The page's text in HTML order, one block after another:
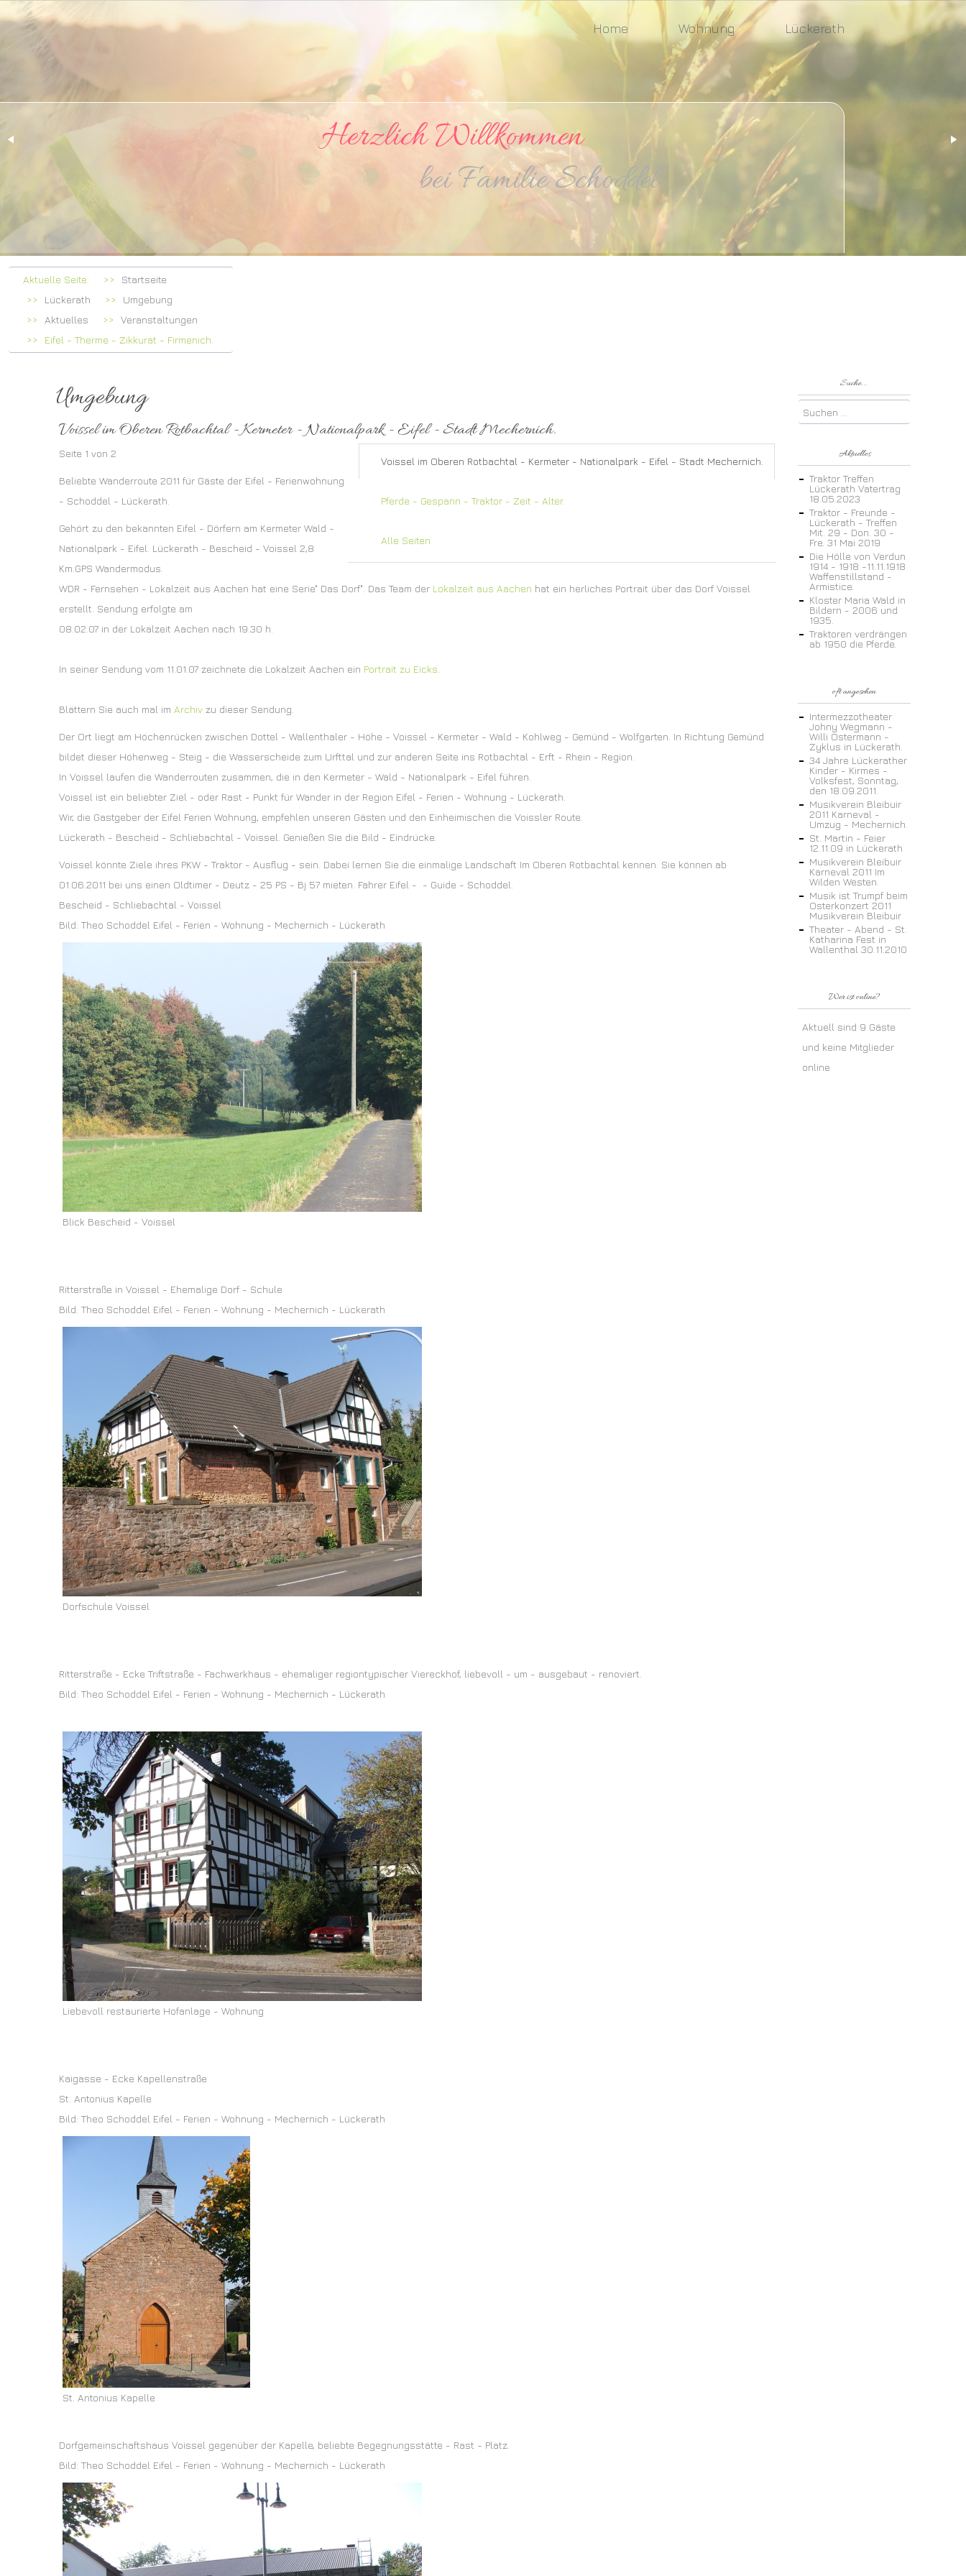
Herzlich Willkommen
bei Familie Schoddel
Home Wohnung Lückerath
Aktuelle Seite:
Startseite
Lückerath
Umgebung
Aktuelles
Veranstaltungen
Eifel - Therme - Zikkurat - Firmenich.
Umgebung
Voissel im Oberen Rotbachtal - Kermeter - Nationalpark - Eifel - Stadt Mechernich.
Voissel im Oberen Rotbachtal - Kermeter - Nationalpark - Eifel - Stadt Mechernich.
Pferde - Gespann - Traktor - Zeit - Alter.
Alle Seiten
Seite 1 von 2
Beliebte Wanderroute 2011 für Gäste der Eifel - Ferienwohnung
- Schoddel - Lückerath.
Gehört zu den bekannten Eifel - Dörfern am Kermeter Wald -
Nationalpark - Eifel. Lückerath - Bescheid - Voissel 2,8
Km.GPS Wandermodus.
WDR - Fernsehen - Lokalzeit aus Aachen hat eine Serie" Das Dorf". Das Team der Lokalzeit aus Aachen hat ein herliches Portrait über das Dorf Voissel
erstellt. Sendung erfolgte am
08.02.07 in der Lokalzeit Aachen nach 19.30 h.
In seiner Sendung vom 11.01.07 zeichnete die Lokalzeit Aachen ein Portrait zu Eicks
Blättern Sie auch mal im Archiv zu dieser Sendung.
Der Ort liegt am Höchenrücken zwischen Dottel - Wallenthaler - Höhe - Voissel - Kermeter - Wald - Kohlweg - Gemünd - Wolfgarten. In Richtung Gemünd
bildet dieser Höhenweg - Steig - die Wasserscheide zum Urfttal und zur anderen Seite ins Rotbachtal - Erft - Rhein - Region.
In Voissel laufen die Wanderrouten zusammen, die in den Kermeter - Wald - Nationalpark - Eifel führen.
Voissel ist ein beliebter Ziel - oder Rast - Punkt für Wander in der Region Eifel - Ferien - Wohnung - Lückerath.
Wir, die Gastgeber der Eifel Ferien Wohnung, empfehlen unseren Gästen und den Einheimischen die Voissler Route.
Lückerath - Bescheid - Schliebachtal - Voissel. Genießen Sie die Bild - Eindrücke.
Voissel könnte Ziele ihres PKW - Traktor - Ausflug - sein. Dabei lernen Sie die einmalige Landschaft Im Oberen Rotbachtal kennen. Sie können ab
01.06.2011 bei uns einen Oldtimer - Deutz - 25 PS - Bj 57 mieten. Fahrer Eifel - - Guide - Schoddel.
Bescheid - Schliebachtal - Voissel
Bild: Theo Schoddel Eifel - Ferien - Wohnung - Mechernich - Lückerath
Blick Bescheid - Voissel
Ritterstraße in Voissel - Ehemalige Dorf - Schule
Bild: Theo Schoddel Eifel - Ferien - Wohnung - Mechernich - Lückerath
Dorfschule Voissel
Ritterstraße - Ecke Triftstraße - Fachwerkhaus - ehemaliger regiontypischer Viereckhof, liebevoll - um - ausgebaut - renoviert.
Bild: Theo Schoddel Eifel - Ferien - Wohnung - Mechernich - Lückerath
Liebevoll restaurierte Hofanlage - Wohnung
Kaigasse - Ecke Kapellenstraße
St. Antonius Kapelle
Bild: Theo Schoddel Eifel - Ferien - Wohnung - Mechernich - Lückerath
St. Antonius Kapelle
Dorfgemeinschaftshaus Voissel gegenüber der Kapelle, beliebte Begegnungsstätte - Rast - Platz.
Bild: Theo Schoddel Eifel - Ferien - Wohnung - Mechernich - Lückerath
Suche...
Aktuelles
Traktor Treffen
Lückerath Vatertrag
18.05.2023
Traktor - Freunde -
Lückerath - Treffen
Mit. 29 - Don. 30 -
Fre. 31 Mai 2019
Die Hölle von Verdun
1914 - 1918 -11.11.1918
Waffenstillstand -
Armistice.
Kloster Maria Wald in
Bildern - 2006 und
1935.
Traktoren verdrängen
ab 1950 die Pferde.
oft angesehen
Intermezzotheater
Johny Wegmann -
Willi Ostermann -
Zyklus in Lückerath.
34 Jahre Lückerather
Kinder - Kirmes -
Volksfest, Sonntag,
den 18.09.2011.
Musikverein Bleibuir
2011 Karneval -
Umzug - Mechernich.
St. Martin - Feier
12.11.09 in Lückerath
Musikverein Bleibuir
Karneval 2011 Im
Wilden Westen.
Musik ist Trumpf beim
Osterkonzert 2011
Musikverein Bleibuir
Theater - Abend - St.
Katharina Fest in
Wallenthal 30.11.2010
Wer ist online?
Aktuell sind 9 Gäste
und keine Mitglieder
online